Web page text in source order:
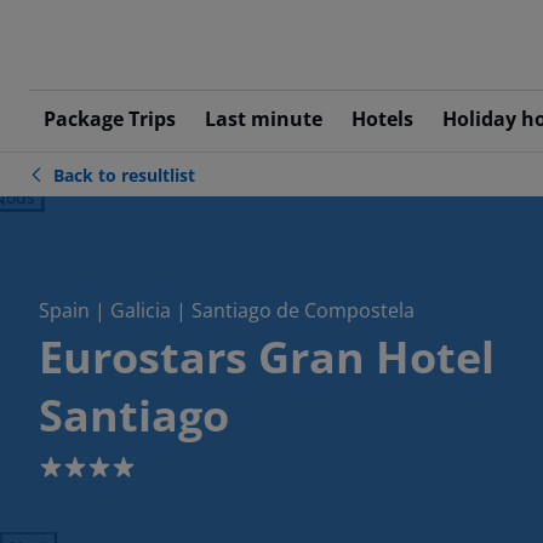
Package Trips Last minute Hotels Holiday
Back to resultlist
Spain | Galicia | Santiago de Compostela
Eurostars Gran Hotel
Santiago
4